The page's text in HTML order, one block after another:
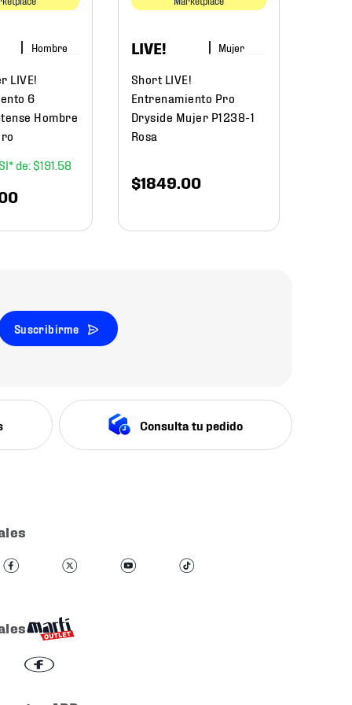
Hombre
LIVE!
6
Hombre
$191 58
LIVE! Mujer
Short LIVE!
Entrenamiento Pro
Dryside Mujer P1238-1
Rosa
$1849.00
Suscribirme
Consulta tu pedido